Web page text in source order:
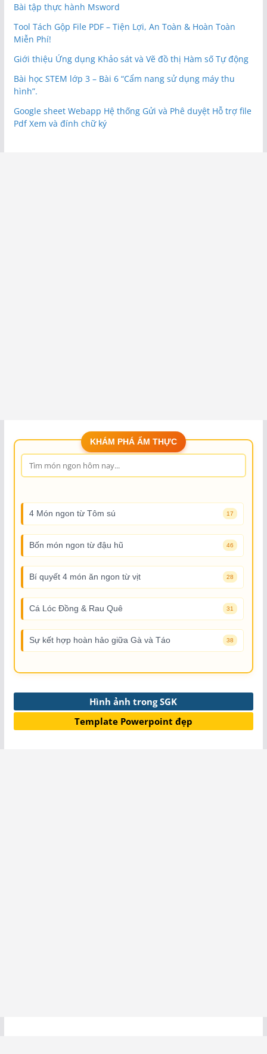
Bài tập thực hành Msword
Tool Tách Gộp File PDF – Tiện Lợi, An Toàn & Hoàn Toàn
Miễn Phí!
Giới thiệu Ứng dụng Khảo sát và Vẽ đồ thị Hàm số Tự động
Bài học STEM lớp 3 – Bài 6 “Cẩm nang sử dụng máy thu
hình”.
Google sheet Webapp Hệ thống Gửi và Phê duyệt Hỗ trợ file
Pdf Xem và đính chữ ký
KHÁM PHÁ ẨM THỰC
4 Món ngon từ Tôm sú 17
Bốn món ngon từ đậu hũ 46
Bí quyết 4 món ăn ngon từ vịt 28
Cá Lóc Đồng & Rau Quê 31
Sự kết hợp hoàn hảo giữa Gà và Táo 38
Hình ảnh trong SGK
Template Powerpoint đẹp